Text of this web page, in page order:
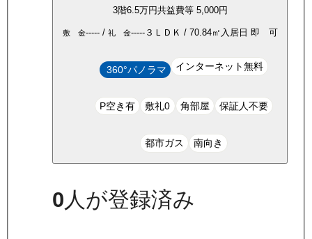
3階6.5万円共益費等 5,000円
敷 金-----/ 礼 金-----３ＬＤＫ / 70.84㎡ 入居日 即 可
360°パノラマ インターネット無料
P空き有 敷礼0 角部屋 保証人不要
都市ガス 南向き
0人が登録済み